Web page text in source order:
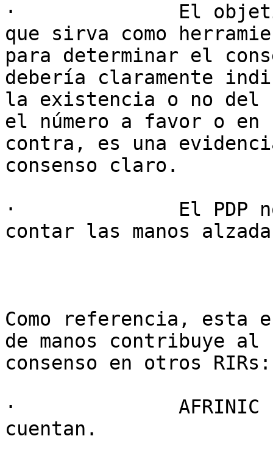
·              El
que sirva como
para determinar el
debería claramente
la existencia o no del
el número a favor o en
contra, es una
consenso claro.
·              El PDP no
contar las manos
Como referencia, esta
de manos contribuye al
consenso en otros RIRs:
·              AFRINIC -
cuentan.